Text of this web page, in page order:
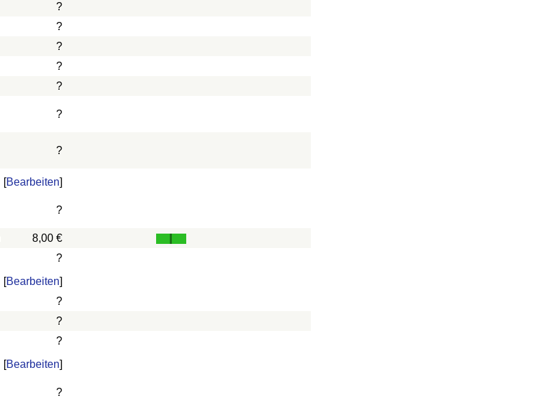
?
?
?
?
?
?
?
[Bearbeiten]
?
8,00 €
?
[Bearbeiten]
?
?
?
[Bearbeiten]
?